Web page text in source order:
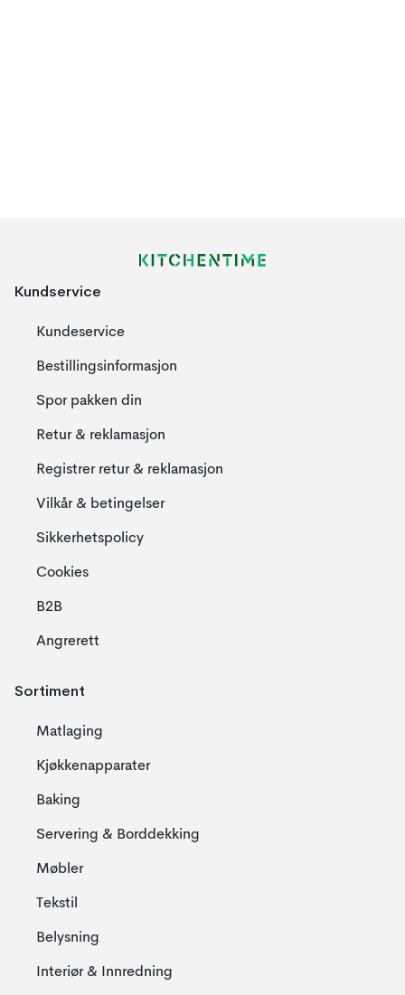
Kundservice
Kundeservice
Bestillingsinformasjon
Spor pakken din
Retur & reklamasjon
Registrer retur & reklamasjon
Vilkår & betingelser
Sikkerhetspolicy
Cookies
B2B
Angrerett
Sortiment
Matlaging
Kjøkkenapparater
Baking
Servering & Borddekking
Møbler
Tekstil
Belysning
Interiør & Innredning